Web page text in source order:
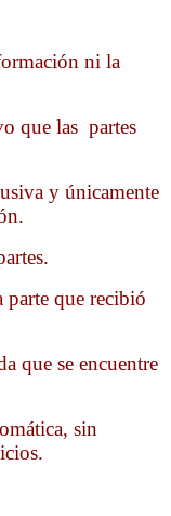
ni la
que las partes
y únicamente
parte que recibió
que se encuentre
sin